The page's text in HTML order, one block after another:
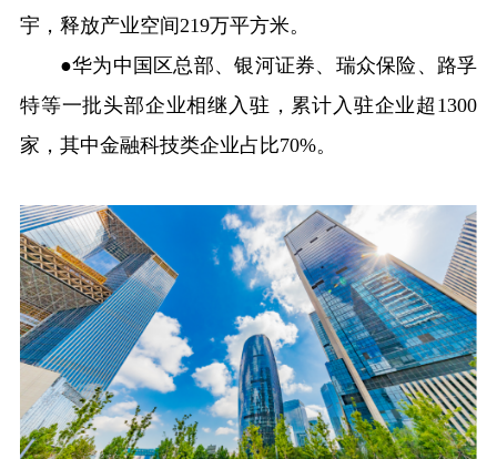
宇，释放产业空间219万平方米。
●华为中国区总部、银河证券、瑞众保险、路孚
特等一批头部企业相继入驻，累计入驻企业超1300
家，其中金融科技类企业占比70%。